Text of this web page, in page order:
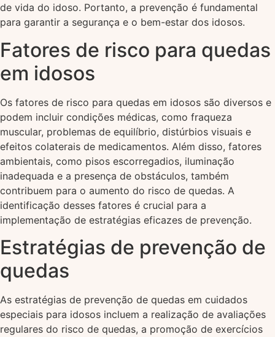
de vida do idoso. Portanto, a prevenção é fundamental
para garantir a segurança e o bem-estar dos idosos.
Fatores de risco para quedas
em idosos
Os fatores de risco para quedas em idosos são diversos e
podem incluir condições médicas, como fraqueza
muscular, problemas de equilíbrio, distúrbios visuais e
efeitos colaterais de medicamentos. Além disso, fatores
ambientais, como pisos escorregadios, iluminação
inadequada e a presença de obstáculos, também
contribuem para o aumento do risco de quedas. A
identificação desses fatores é crucial para a
implementação de estratégias eficazes de prevenção.
Estratégias de prevenção de
quedas
As estratégias de prevenção de quedas em cuidados
especiais para idosos incluem a realização de avaliações
regulares do risco de quedas, a promoção de exercícios